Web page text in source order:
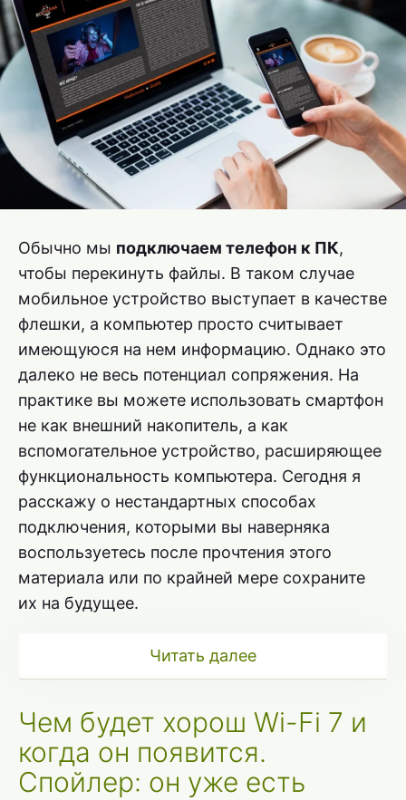
Обычно мы подключаем телефон к ПК,
чтобы перекинуть файлы. В таком случае
мобильное устройство выступает в качестве
флешки, а компьютер просто считывает
имеющуюся на нем информацию. Однако это
далеко не весь потенциал сопряжения. На
практике вы можете использовать смартфон
не как внешний накопитель, а как
вспомогательное устройство, расширяющее
функциональность компьютера. Сегодня я
расскажу о нестандартных способах
подключения, которыми вы наверняка
воспользуетесь после прочтения этого
материала или по крайней мере сохраните
их на будущее.
Читать далее
Чем будет хорош Wi-Fi 7 и
когда он появится.
Спойлер: он уже есть